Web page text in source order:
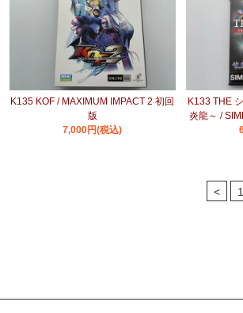
K135 KOF / MAXIMUM IMPACT 2 初回
版
7,000円(税込)
K133 THE
炎龍～ /
< 1